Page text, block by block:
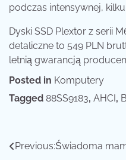
podczas intensywnej,
Dyski SSD Plextor z serii
detaliczne to 549 PLN
letnią gwarancją
Posted in Komputery
Tagged 88SS9183, AHCI ,
Nawigacja
Previous:Świadoma